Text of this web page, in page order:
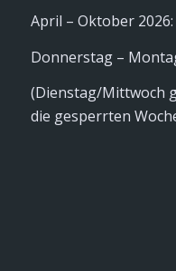
April – Oktober 2026:
Donnerstag –
(Dienstag/Mittwoch
die gesperrten